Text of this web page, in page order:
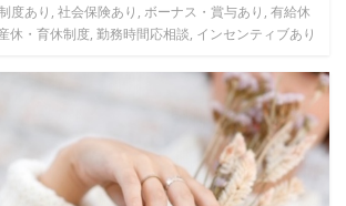
度あり, 社会保険あり, ボーナス・賞与あり, 有給休
休・育休制度, 勤務時間応相談, インセンティブあり